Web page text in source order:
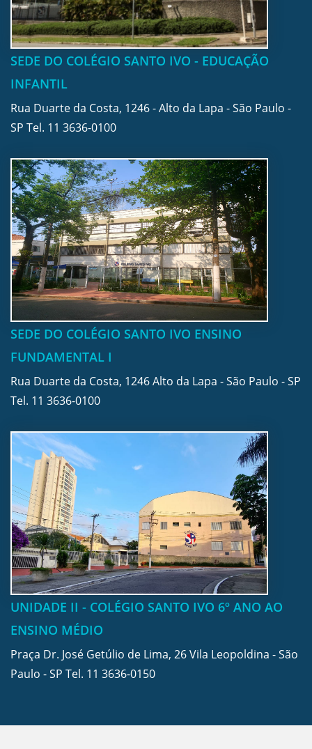
SEDE DO COLÉGIO SANTO IVO - EDUCAÇÃO
INFANTIL
Rua Duarte da Costa, 1246 - Alto da Lapa - São Paulo -
SP Tel. 11 3636-0100
SEDE DO COLÉGIO SANTO IVO ENSINO
FUNDAMENTAL I
Rua Duarte da Costa, 1246 Alto da Lapa - São Paulo - SP
Tel. 11 3636-0100
UNIDADE II - COLÉGIO SANTO IVO 6º ANO AO
ENSINO MÉDIO
Praça Dr. José Getúlio de Lima, 26 Vila Leopoldina - São
Paulo - SP Tel. 11 3636-0150